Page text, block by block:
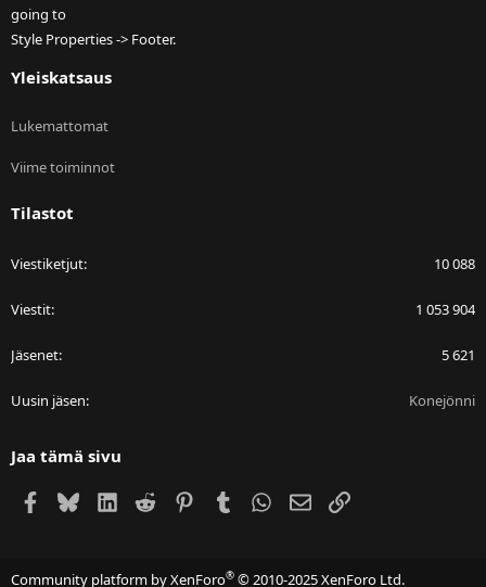
going to
Style Properties -> Footer.
Yleiskatsaus
Lukemattomat
Viime toiminnot
Tilastot
Viestiketjut 10 088
Viestit 1 053 904
Jäsenet 5 621
Uusin jäsen Konejönni
Jaa tämä sivu
Facebook
BlueskyLinkedIn
Reddit PinterestTumblr WhatsApp
Sähköposti
Linkki
Community platform by XenForo® © 2010-2025 XenForo Ltd.